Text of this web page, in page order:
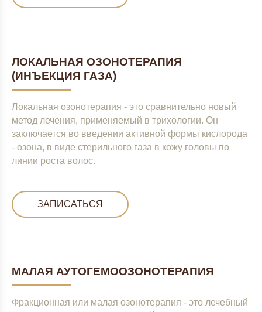
ЛОКАЛЬНАЯ ОЗОНОТЕРАПИЯ
(ИНЪЕКЦИЯ ГАЗА)
Локальная озонотерапия - это сравнительно новый
метод лечения, применяемый в трихологии. Он
заключается во введении активной формы кислорода
- озона, в виде стерильного газа в кожу головы по
линии роста волос.
ЗАПИСАТЬСЯ
МАЛАЯ АУТОГЕМООЗОНОТЕРАПИЯ
Фракционная или малая озонотерапия - это лечебный